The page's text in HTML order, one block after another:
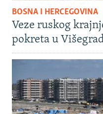
BOSNA I HERCEGOVINA
Veze ruskog
pokreta u